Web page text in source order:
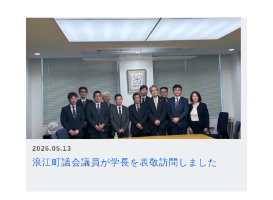
2026.05.13
浪江町議会議員が学長を表敬訪問しました